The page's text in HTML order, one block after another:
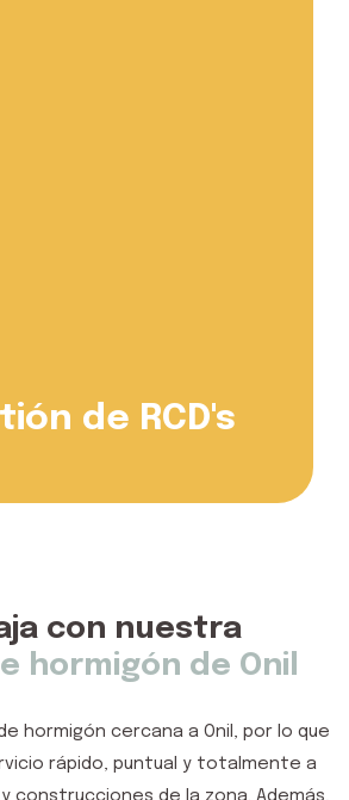
de RCD's
con nuestra
hormigón de Onil
hormigón cercana a Onil
, por lo que
rápido, puntual y totalmente a
construcciones de la zona . Además,